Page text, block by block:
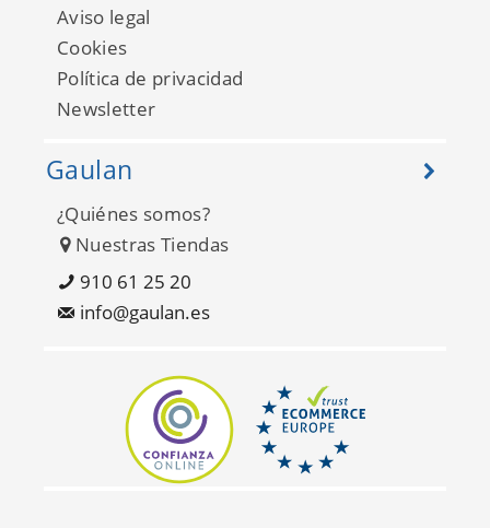
Adakids 8900-3
Aviso legal
Cookies
Política de privacidad
Newsletter
Gaulan
¿Quiénes somos?
Nuestras Tiendas
910 61 25 20
info@gaulan.es